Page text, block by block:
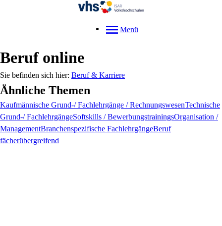
Menü
Beruf online
Beruf & Karriere
Ähnliche Themen
Kaufmännische Grund-/ Fachlehrgänge / RechnungswesenTechnische
Grund-/ FachlehrgängeSoftskills / BewerbungstrainingsOrganisation /
ManagementBranchenspezifische FachlehrgängeBeruf
fächerübergreifend